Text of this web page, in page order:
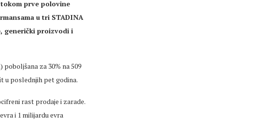
prve polovine
u tri STADINA
generički proizvodi i
za 30% na 509
u poslednjih pet godina.
rast prodaje i zarade.
i 1 milijardu evra